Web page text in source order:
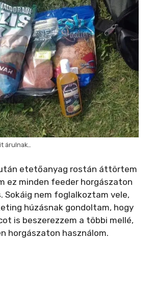
árulnak…
etetőanyag rostán áttörtem
ez minden feeder horgászaton
Sokáig nem foglalkoztam vele,
húzásnak gondoltam, hogy
is beszerezzem a többi mellé,
horgászaton használom.